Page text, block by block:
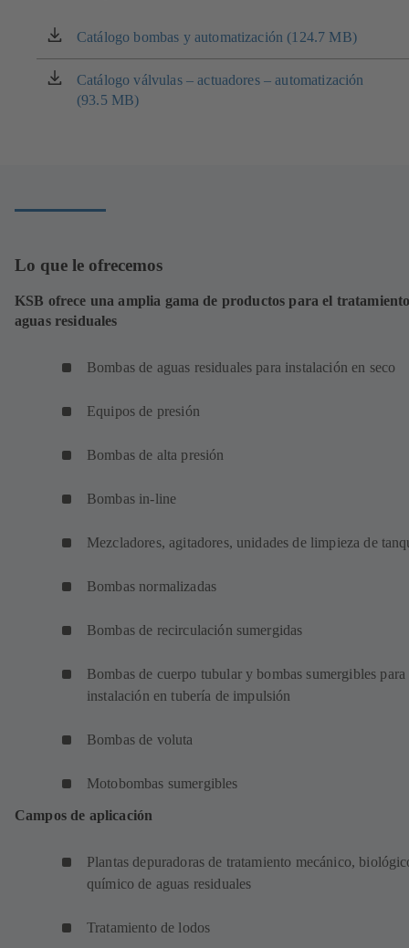
Catálogo bombas y automatización (124.7 MB)
(se
abre
en
una
Catálogo válvulas – actuadores – automatización
(93.5 MB)
(se
abre
Lo que le ofrecemos
KSB ofrece una amplia gama de productos para el
aguas residuales
Bombas de aguas residuales para instalación en seco
Equipos de presión
Bombas de alta presión
Bombas in-line
Mezcladores, agitadores, unidades de limpieza de
Bombas normalizadas
Bombas de recirculación sumergidas
Bombas de cuerpo tubular y bombas sumergibles para
instalación en tubería de impulsión
Bombas de voluta
Motobombas sumergibles
Campos de aplicación
Plantas depuradoras de tratamiento mecánico,
químico de aguas residuales
Tratamiento de lodos